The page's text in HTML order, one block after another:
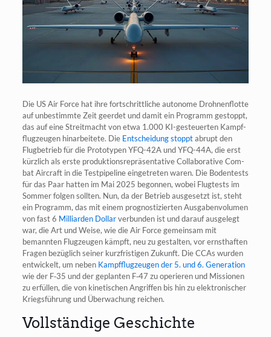
Die US Air Force hat ihre fort­schritt­li­che auto­no­me Droh­nen­flot­te
auf unbe­stimm­te Zeit geer­det und damit ein Pro­gramm gestoppt,
das auf eine Streit­macht von etwa 1.000 KI-gesteu­er­ten Kampf­
flug­zeu­gen hin­ar­bei­te­te. Die Ent­schei­dung stopptabrupt den
Flug­be­trieb für die Pro­to­ty­pen YFQ-42A und YFQ-44A, die erst
kürz­lich als ers­te pro­duk­ti­ons­re­prä­sen­ta­ti­ve Col­la­bo­ra­ti­ve Com­
bat Air­craft in die Test­pipe­line ein­ge­tre­ten waren. Die Boden­tests
für das Paar hat­ten im Mai 2025 begon­nen, wobei Flug­tests im
Som­mer fol­gen soll­ten. Nun, da der Betrieb aus­ge­setzt ist, steht
ein Pro­gramm, das mit einem pro­gnos­ti­zier­ten Aus­ga­ben­vo­lu­men
von fast 6 Mil­li­ar­den Dol­larver­bun­den ist und dar­auf aus­ge­legt
war, die Art und Wei­se, wie die Air Force gemein­sam mit
bemann­ten Flug­zeu­gen kämpft, neu zu gestal­ten, vor ernst­haf­ten
Fra­gen bezüg­lich sei­ner kurz­fris­ti­gen Zukunft. Die CCAs wur­den
ent­wi­ckelt, um neben Kampf­flug­zeu­gen der 5. und 6. Gene­ra­ti­on
wie der F‑35 und der geplan­ten F‑47 zu ope­rie­ren und Mis­sio­nen
zu erfül­len, die von kine­ti­schen Angrif­fen bis hin zu elek­tro­ni­scher
Kriegs­füh­rung und Über­wa­chung reichen.
Vollständige Geschichte